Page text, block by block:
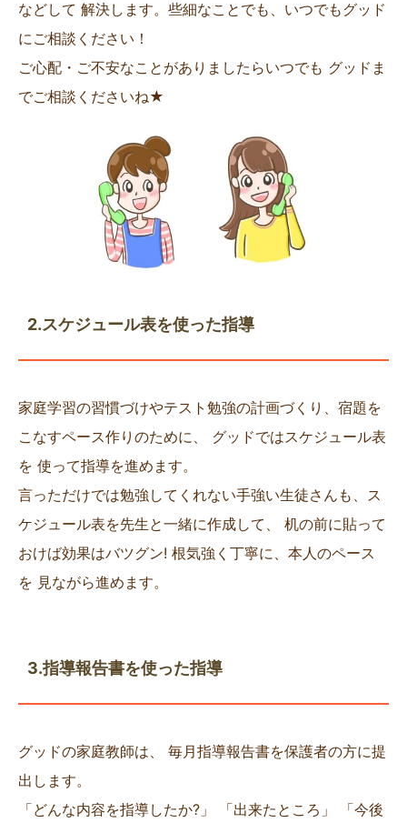
などして 解決します。些細なことでも、いつでもグッド
にご相談ください！
ご心配・ご不安なことがありましたらいつでも グッドま
でご相談くださいね★
2.スケジュール表を使った指導
家庭学習の習慣づけやテスト勉強の計画づくり、宿題を
こなすペース作りのために、 グッドではスケジュール表
を 使って指導を進めます。
言っただけでは勉強してくれない手強い生徒さんも、ス
ケジュール表を先生と一緒に作成して、 机の前に貼って
おけば効果はバツグン! 根気強く丁寧に、本人のペース
を 見ながら進めます。
3.指導報告書を使った指導
グッドの家庭教師は、 毎月指導報告書を保護者の方に提
出します。
「どんな内容を指導したか?」 「出来たところ」 「今後